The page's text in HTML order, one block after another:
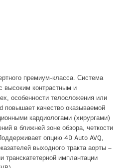
премиум-класса. Система
высоким контрастным и
особенности телосложения или
повышает качество оказываемой
кардиологами (хирургами)
в ближней зоне обзора, четкости
опцию 4D Auto AVQ,
выходного тракта аорты –
транскатетерной имплантации